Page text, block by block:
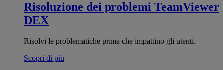
Risoluzione dei problemi TeamViewer
DEX
Risolvi le problematiche prima che impattino gli utenti.
Scopri di più